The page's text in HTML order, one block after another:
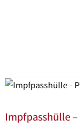
Impfpasshülle